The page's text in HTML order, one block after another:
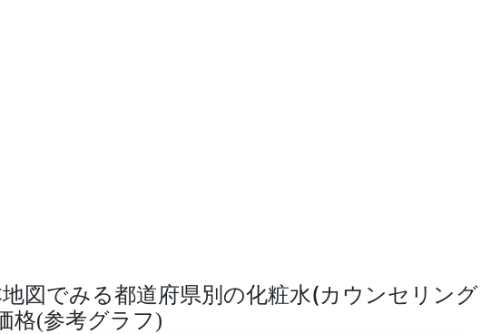
図でみる都道府県別の化粧水(カウンセリング
格(参考グラフ)